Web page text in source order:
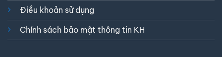
Điều khoản sử dụng
Chính sách bảo mật thông tin KH